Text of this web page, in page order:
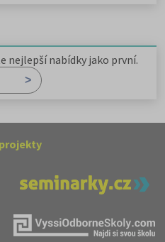
nejlepší nabídky jako první.